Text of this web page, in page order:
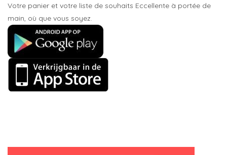
Votre panier et votre liste de souhaits Eccellente à portée de
main, où que vous soyez.